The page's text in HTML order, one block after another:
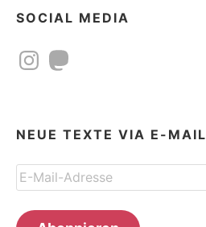
SOCIAL MEDIA
InstagramMastodon
NEUE TEXTE VIA E-MAIL
E-
Mail-
Adresse